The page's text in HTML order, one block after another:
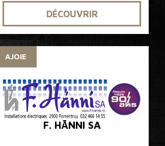
DÉCOUVRIR
AJOIE
F. HÄNNI SA